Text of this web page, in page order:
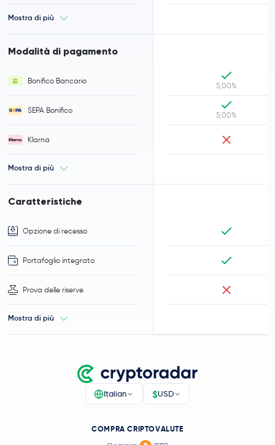
Mostra di più
Modalità di pagamento
Bonifico Bancario
SEPA Bonifico
Klarna
Mostra di più
Caratteristiche
Opzione di recesso
Portafoglio integrato
Prova delle riserve
Mostra di più
5,00%
5,00%
Italian $USD
COMPRA CRIPTOVALUTE